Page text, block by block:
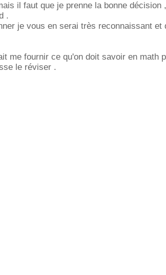
il faut que je prenne la bonne décision
.
je vous en serai très reconnaissant et
me fournir ce qu'on doit savoir en math
le réviser .